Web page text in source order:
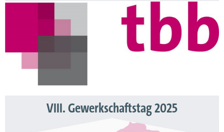
VIII. Gewerkschaftstag 2025